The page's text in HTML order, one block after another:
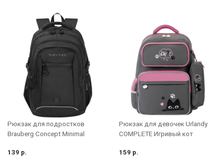
Рюкзак для подростков
Brauberg Concept Minimal
139 р.
Рюкзак для девочек Urlandy
COMPLETE Игривый кот
159 р.